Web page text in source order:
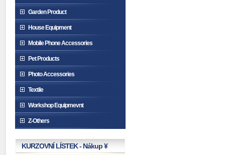
Garden Product
House Equipment
Mobile Phone Accessories
Pet Products
Photo Accessories
Textile
Workshop Equipmevnt
Z-Others
KURZOVNÍ LÍSTEK - Nákup ¥